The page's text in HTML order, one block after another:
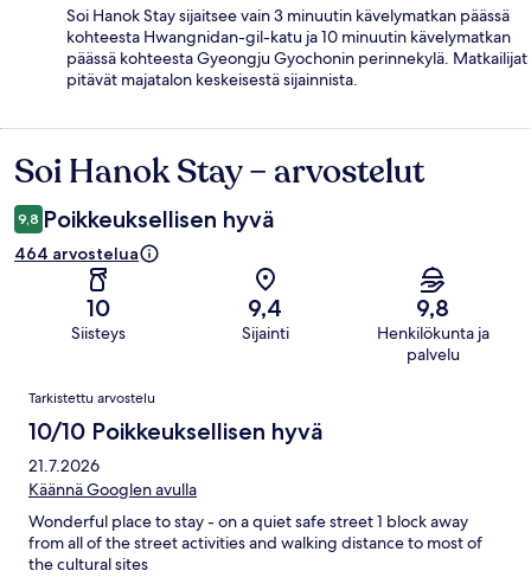
Soi Hanok Stay sijaitsee vain 3 minuutin kävelymatkan päässä
kohteesta Hwangnidan-gil-katu ja 10 minuutin kävelymatkan
päässä kohteesta Gyeongju Gyochonin perinnekylä. Matkailijat
pitävät majatalon keskeisestä sijainnista.
Arvostelut
Soi Hanok Stay – arvostelut
9,8 Poikkeuksellisen hyvä
464 arvostelua
10
Siisteys
9,4
Sijainti
9,8
Henkilökunta ja
palvelu
Arvostelut
Tarkistettu arvostelu
10/10 Poikkeuksellisen hyvä
21.7.2026
Käännä Googlen avulla
Wonderful place to stay - on a quiet safe street 1 block away
from all of the street activities and walking distance to most of
the cultural sites